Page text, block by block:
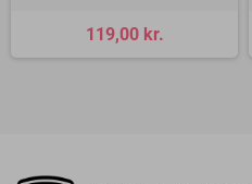
119,00 kr.